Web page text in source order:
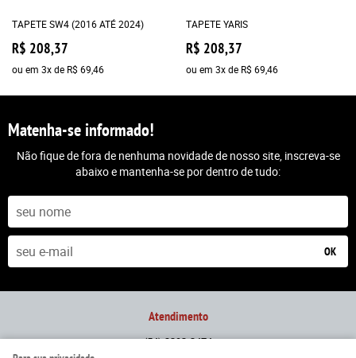
TAPETE SW4 (2016 ATÉ 2024)
R$ 208,37
ou em 3xde R$ 69,46
TAPETE YARIS
R$ 208,37
ou em 3xde R$ 69,46
Matenha-se informado!
Não fique de fora de nenhuma novidade de nosso site, inscreva-se
abaixo e mantenha-se por dentro de tudo:
OK
Atendimento
(54)3292-2474